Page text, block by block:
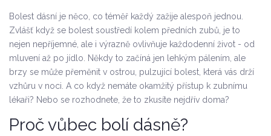
Bolest dásní je něco, co téměř každý zažije alespoň jednou.
Zvlášť když se bolest soustředí kolem předních zubů, je to
nejen nepříjemné, ale i výrazně ovlivňuje každodenní život - od
mluvení až po jídlo. Někdy to začíná jen lehkým pálením, ale
brzy se může přeměnit v ostrou, pulzující bolest, která vás drží
vzhůru v noci. A co když nemáte okamžitý přístup k zubnímu
lékaři? Nebo se rozhodnete, že to zkusíte nejdřív doma?
Proč vůbec bolí dásně?